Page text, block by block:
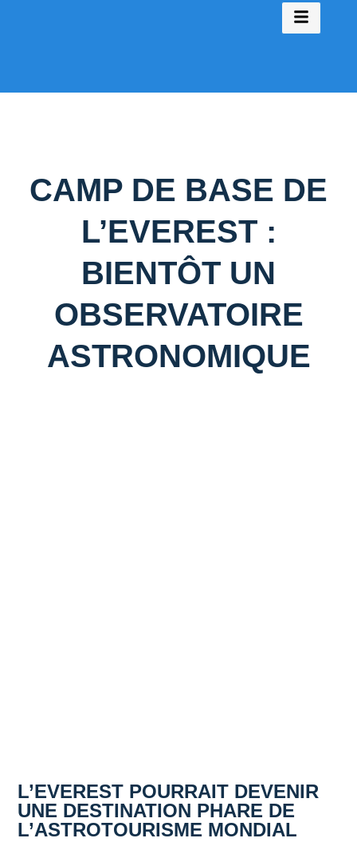
CAMP DE BASE DE
L’EVEREST :
BIENTÔT UN
OBSERVATOIRE
ASTRONOMIQUE
L’EVEREST POURRAIT DEVENIR
UNE DESTINATION PHARE DE
L’ASTROTOURISME MONDIAL